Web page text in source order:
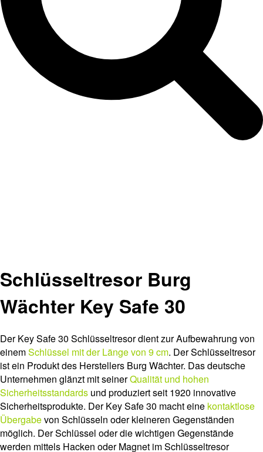
Schlüsseltresor Burg
Wächter Key Safe 30
Der Key Safe 30 Schlüsseltresor dient zur Aufbewahrung von
einemSchlüssel mit der Länge von 9 cm. Der Schlüsseltresor
ist ein Produkt des Herstellers Burg Wächter. Das deutsche
Unternehmen glänzt mit seinerQualität und hohen
Sicherheitsstandards und produziert seit 1920 innovative
Sicherheitsprodukte. Der Key Safe 30 macht eine kontaktlose
Übergabevon Schlüsseln oder kleineren Gegenständen
möglich. Der Schlüssel oder die wichtigen Gegenstände
werden mittels Hacken oder Magnet im Schlüsseltresor